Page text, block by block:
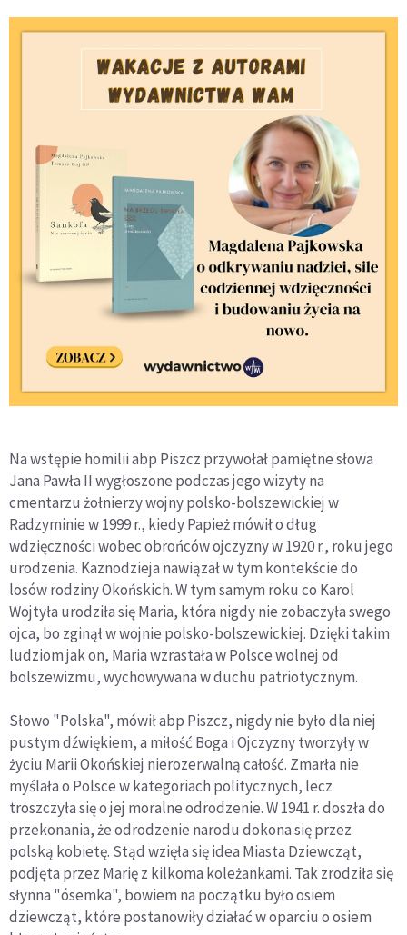
Na wstępie homilii abp Piszcz przywołał pamiętne słowa
Jana Pawła II wygłoszone podczas jego wizyty na
cmentarzu żołnierzy wojny polsko-bolszewickiej w
Radzyminie w 1999 r., kiedy Papież mówił o dług
wdzięczności wobec obrońców ojczyzny w 1920 r., roku jego
urodzenia. Kaznodzieja nawiązał w tym kontekście do
losów rodziny Okońskich. W tym samym roku co Karol
Wojtyła urodziła się Maria, która nigdy nie zobaczyła swego
ojca, bo zginął w wojnie polsko-bolszewickiej. Dzięki takim
ludziom jak on, Maria wzrastała w Polsce wolnej od
bolszewizmu, wychowywana w duchu patriotycznym.
Słowo "Polska", mówił abp Piszcz, nigdy nie było dla niej
pustym dźwiękiem, a miłość Boga i Ojczyzny tworzyły w
życiu Marii Okońskiej nierozerwalną całość. Zmarła nie
myślała o Polsce w kategoriach politycznych, lecz
troszczyła się o jej moralne odrodzenie. W 1941 r. doszła do
przekonania, że odrodzenie narodu dokona się przez
polską kobietę. Stąd wzięła się idea Miasta Dziewcząt,
podjęta przez Marię z kilkoma koleżankami. Tak zrodziła się
słynna "ósemka", bowiem na początku było osiem
dziewcząt, które postanowiły działać w oparciu o osiem